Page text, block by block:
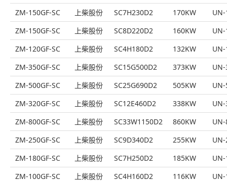
ZM-150GF-SC
上柴股份 SC7H230D2 170KW
ZM-150GF-SC
上柴股份 SC8D220D2 160KW
ZM-120GF-SC
上柴股份 SC4H180D2 132KW
ZM-350GF-SC
上柴股份 SC15G500D2 373KW
ZM-500GF-SC
上柴股份 SC25G690D2 505KW
ZM-320GF-SC
上柴股份 SC12E460D2 338KW
ZM-800GF-SC
上柴股份 SC33W1150D2 860KW
ZM-250GF-SC
上柴股份 SC9D340D2 255KW
ZM-180GF-SC
上柴股份 SC7H250D2 185KW
ZM-100GF-SC
上柴股份 SC4H160D2 116KW